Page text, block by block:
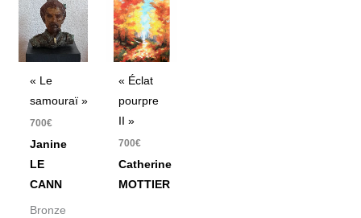
« Le
samouraï »
700€
Janine
LE
CANN
Bronze
« Éclat
pourpre
II »
700€
Catherine
MOTTIER